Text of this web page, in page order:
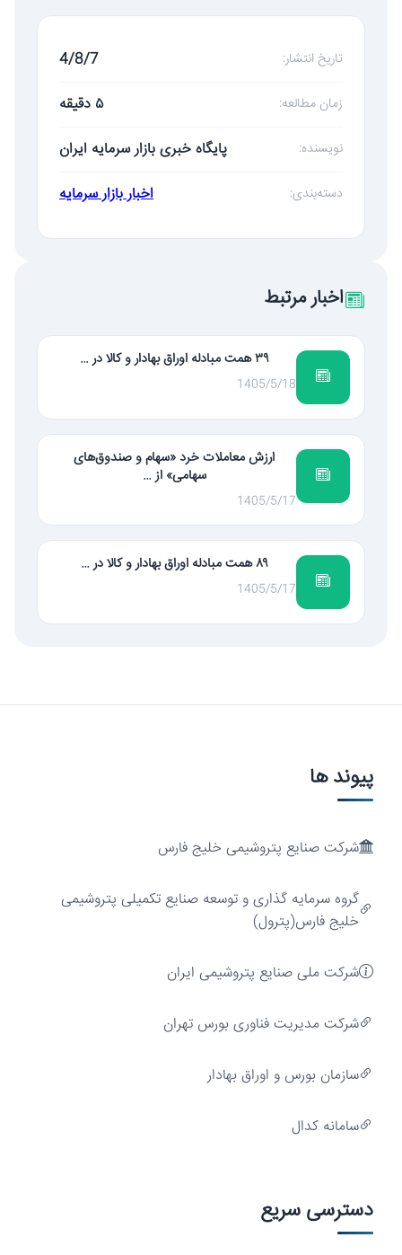
تاریخ انتشار: 4/8/7
زمان مطالعه: ۵ دقیقه
نویسنده: پایگاه خبری بازار سرمایه ایران
دسته‌بندی: اخبار بازار سرمایه
اخبار مرتبط
۳۹ همت مبادله اوراق بهادار و کالا در …
1405/5/18
ارزش معاملات خرد «سهام و صندوق‌های
سهامی» از …
1405/5/17
۸۹ همت مبادله اوراق بهادار و کالا در …
1405/5/17
ارزش‌آفرینی
پایدار
پیوند ها
شرکت صنایع پتروشیمی خلیج فارس
گروه سرمایه گذاری و توسعه صنایع تکمیلی پتروشیمی
خلیج فارس(پترول)
شرکت ملی صنایع پتروشیمی ایران
شركت مديريت فناوری بورس تهران
سازمان بورس و اوراق بهادار
سامانه کدال
دسترسی سریع